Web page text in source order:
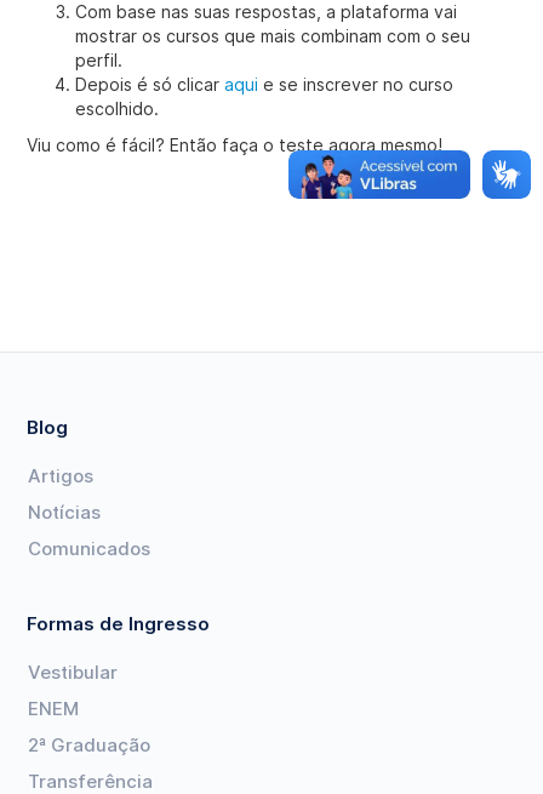
Com base nas suas respostas, a plataforma vai
mostrar os cursos que mais combinam com o seu
perfil.
Depois é só clicaraqui e se inscrever no curso
escolhido.
Viu como é fácil? Então faça o teste agora mesmo!
Blog
Artigos
Notícias
Comunicados
Formas de Ingresso
Vestibular
ENEM
2ª Graduação
Transferência